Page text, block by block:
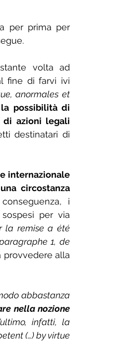
per prima per
volta ad
fine di farvi ivi
anormales et
possibilità di
di azioni legali
destinatari di
internazionale
circostanza
i
per via
la remise a été
1, de
provvedere alla
abbastanza
nella nozione
infatti, la
(…) by virtue